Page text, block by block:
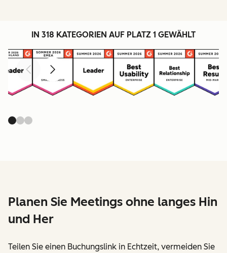
IN 318 KATEGORIEN AUF PLATZ 1 GEWÄHLT
ZurückWeiter
Planen Sie Meetings ohne langes Hin
und Her
Teilen Sie einen Buchungslink in Echtzeit, vermeiden Sie